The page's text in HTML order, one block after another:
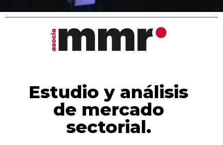
Estudio y análisis
de mercado
sectorial.